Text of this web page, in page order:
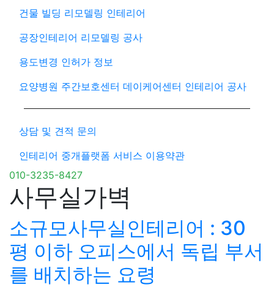
건물 빌딩 리모델링 인테리어
공장인테리어 리모델링 공사
용도변경 인허가 정보
요양병원 주간보호센터 데이케어센터 인테리어 공사
상담 및 견적 문의
인테리어 중개플랫폼 서비스 이용약관
010-3235-8427
사무실가벽
소규모사무실인테리어 : 30
평 이하 오피스에서 독립 부서
를 배치하는 요령